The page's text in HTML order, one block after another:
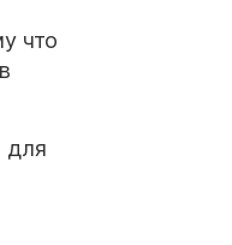
что
для